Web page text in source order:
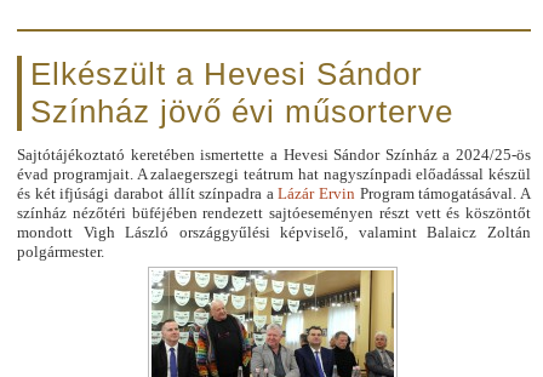
Elkészült a Hevesi Sándor
Színház jövő évi műsorterve
Sajtótájékoztató keretében ismertette a Hevesi Sándor Színház a 2024/25-ös
évad programjait. A zalaegerszegi teátrum hat nagyszínpadi előadással készül
és két ifjúsági darabot állít színpadra aLázár Ervin Program támogatásával. A
színház nézőtéri büféjében rendezett sajtóeseményen részt vett és köszöntőt
mondott Vigh László országgyűlési képviselő, valamint Balaicz Zoltán
polgármester.